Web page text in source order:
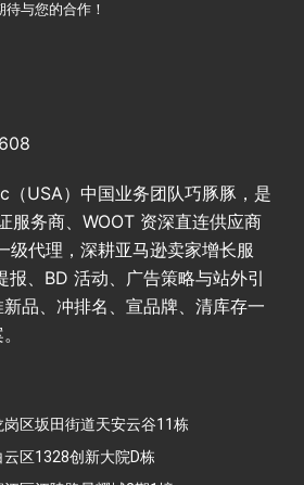
与您的合作！
USA）中国业务团队巧豚豚，是
服务商、WOOT 资深直连供应商
级代理，深耕亚马逊卖家增长服
报、BD 活动、广告策略与站外引
品、冲排名、宣品牌、清库存一
岗区坂田街道天安云谷11栋
云区1328创新大院D栋